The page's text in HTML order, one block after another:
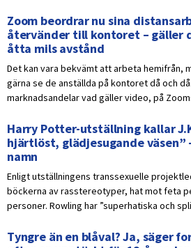
Zoom beordrar nu sina
återvänder till kontoret – gäller
åtta mils avstånd
Det kan vara bekvämt att arbeta hemifrån,
gärna se de anställda på kontoret då och
marknadsandelar vad gäller video, på
Harry Potter-utställning kallar
hjärtlöst, glädjesugande väsen”
namn
Enligt utställningens transsexuelle
böckerna av rasstereotyper, hat mot feta
personer. Rowling har ”superhatiska och
Tyngre än en blåval? Ja, säger